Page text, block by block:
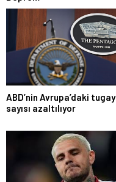
ABD’nin Avrupa’daki tugay
sayısı azaltılıyor